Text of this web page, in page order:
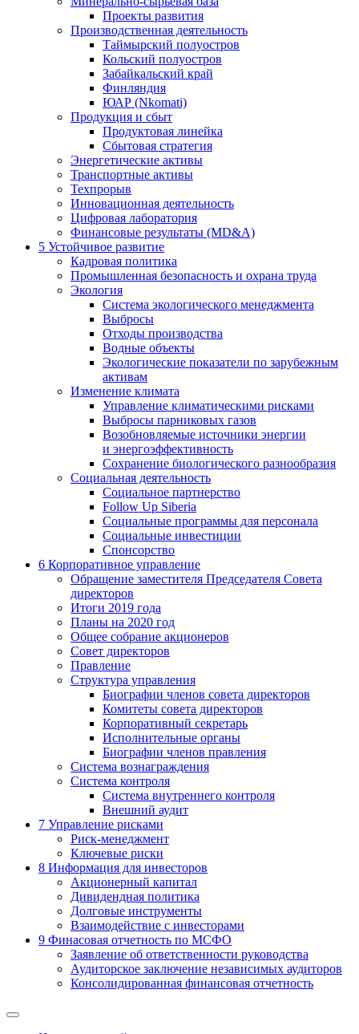
Проекты развития
Производственная деятельность
Таймырский полуостров
Кольский полуостров
Забайкальский край
Финляндия
ЮАР (Nkomati)
Продукция и сбыт
Продуктовая линейка
Сбытовая стратегия
Энергетические активы
Транспортные активы
Техпрорыв
Инновационная деятельность
Цифровая лаборатория
Финансовые результаты (MD&A)
5 Устойчивое развитие
Кадровая политика
Промышленная безопасность и охрана труда
Экология
Система экологического менеджмента
Выбросы
Отходы производства
Водные объекты
Экологические показатели по зарубежным
активам
Изменение климата
Управление климатическими рисками
Выбросы парниковых газов
Возобновляемые источники энергии
и энергоэффективность
Сохранение биологического разнообразия
Социальная деятельность
Социальное партнерство
Follow Up Siberia
Социальные программы для персонала
Социальные инвестиции
Спонсорство
6 Корпоративное управление
Обращение заместителя Председателя Совета
директоров
Итоги 2019 года
Планы на 2020 год
Общее собрание акционеров
Совет директоров
Правление
Структура управления
Биографии членов совета директоров
Комитеты совета директоров
Корпоративный секретарь
Исполнительные органы
Биографии членов правления
Система вознаграждения
Система контроля
Система внутреннего контроля
Внешний аудит
7 Управление рисками
Риск-менеджмент
Ключевые риски
8 Информация для инвесторов
Акционерный капитал
Дивидендная политика
Долговые инструменты
Взаимодействие с инвеcторами
9 Финасовая отчетность по МСФО
Заявление об ответственности руководства
Аудиторское заключение независимых аудиторов
Консолидированная финансовая отчетность